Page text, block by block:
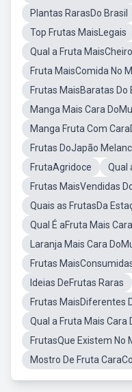
Plantas RarasDo Brasil
Top Frutas MaisLegais
Qual a Fruta
Fruta MaisComida No
Frutas MaisBaratas Do
Manga Mais Cara
Manga Fruta Com
Frutas DoJapão
FrutaAgridoce
Qual
Frutas MaisVendidas
Quais as FrutasDa
Qual É aFruta Mais
Laranja Mais Cara
Frutas
Ideias DeFrutas Raras
Frutas MaisDiferentes
Qual a Fruta Mais Cara
FrutasQue Existem No
Mostro De Fruta